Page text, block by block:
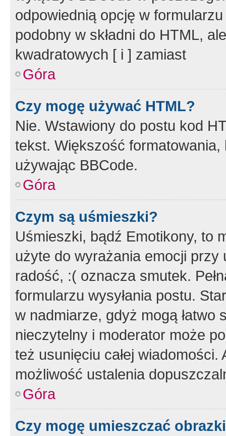
odpowiednią opcję w
podobny w składni do HTML,
kwadratowych [ i ] zamiast
Góra
Czy mogę używać HTML?
Nie. Wstawiony do postu kod
tekst. Większość
używając BBCode.
Góra
Czym są uśmieszki?
Uśmieszki, bądź Emotikony, to
użyte do wyrażania emocji
radość, :( oznacza smutek.
formularzu wysyłania postu.
w nadmiarze, gdyż mogą
nieczytelny i moderator może
też usunięciu całej
możliwość ustalenia
Góra
Czy mogę umieszczać